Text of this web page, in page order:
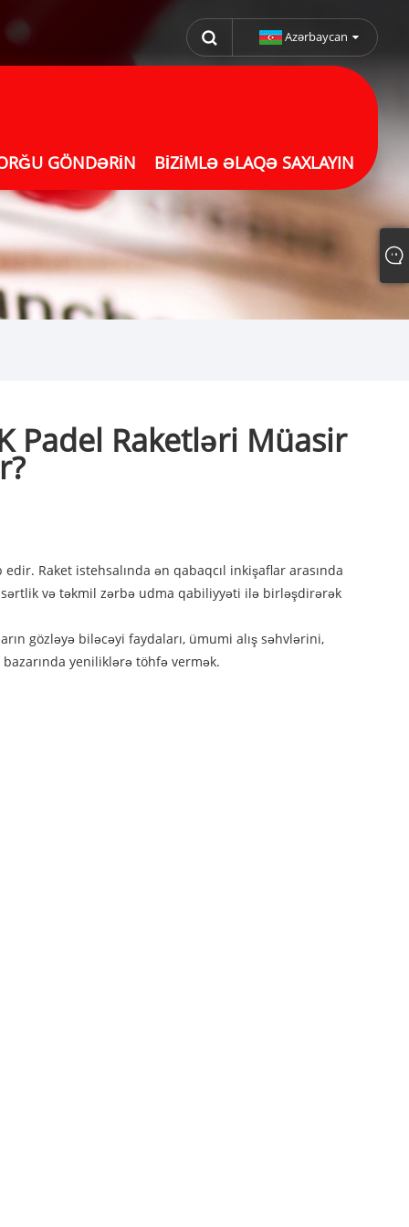
Azərbaycan
GÖNDƏRIN BIZIMLƏ ƏLAQƏ SAXLAYIN
Padel Raketləri Müasir
Raket istehsalında ən qabaqcıl inkişaflar arasında
və təkmil zərbə udma qabiliyyəti ilə birləşdirərək
gözləyə biləcəyi faydaları, ümumi alış səhvlərini,
yeniliklərə töhfə vermək.